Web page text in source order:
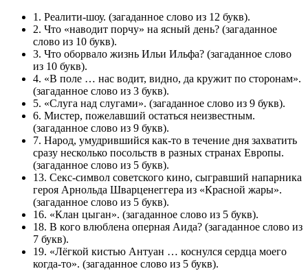
1. Реалити-шоу. (загаданное слово из 12 букв).
2. Что «наводит порчу» на ясный день? (загаданное
слово из 10 букв).
3. Что оборвало жизнь Ильи Ильфа? (загаданное слово
из 10 букв).
4. «В поле … нас водит, видно, да кружит по сторонам».
(загаданное слово из 3 букв).
5. «Слуга над слугами». (загаданное слово из 9 букв).
6. Мистер, пожелавший остаться неизвестным.
(загаданное слово из 9 букв).
7. Народ, умудрившийся как-то в течение дня захватить
сразу несколько посольств в разных странах Европы.
(загаданное слово из 5 букв).
13. Секс-символ советского кино, сыгравший напарника
героя Арнольда Шварценеггера из «Красной жары».
(загаданное слово из 5 букв).
16. «Клан цыган». (загаданное слово из 5 букв).
18. В кого влюблена оперная Аида? (загаданное слово из
7 букв).
19. «Лёгкой кистью Антуан … коснулся сердца моего
когда-то». (загаданное слово из 5 букв).